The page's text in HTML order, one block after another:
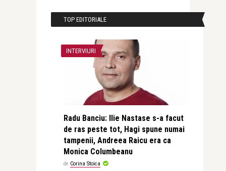
TOP EDITORIALE
INTERVIURI
Radu Banciu: Ilie Nastase s-a facut
de ras peste tot, Hagi spune numai
tampenii, Andreea Raicu era ca
Monica Columbeanu
de Corina Stoica